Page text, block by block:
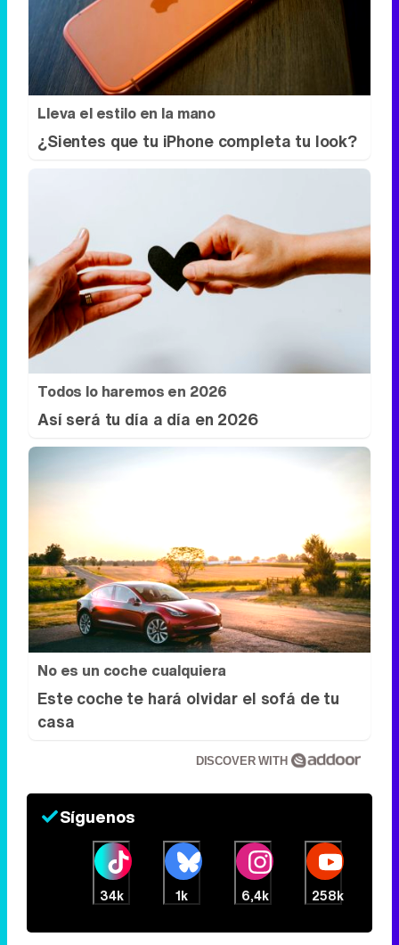
Lleva el estilo en la mano
¿Sientes que tu iPhone completa tu look?
Todos lo haremos en 2026
Así será tu día a día en 2026
No es un coche cualquiera
Este coche te hará olvidar el sofá de tu
casa
DISCOVER WITH
Síguenos
34k 1k 6,4k 258k